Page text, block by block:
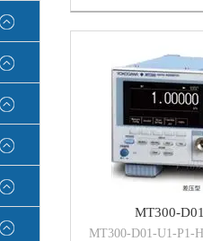
或4 ~ 20mA) • 内置
ON/OFF切换。 选
MT300-
MT300-D01-U1-P1-